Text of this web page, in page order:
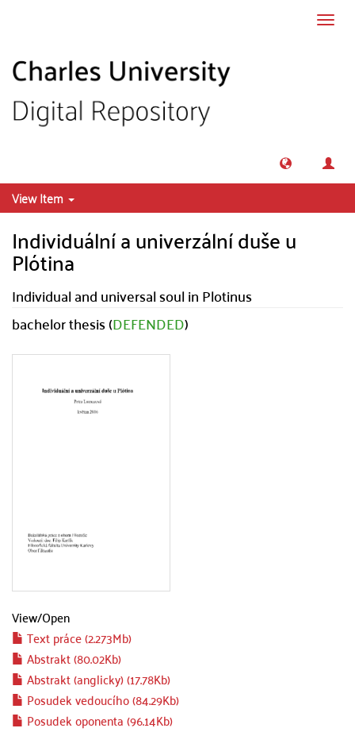
View Item
Individuální a univerzální duše u
Plótina
Individual and universal soul in Plotinus
bachelor thesis (DEFENDED)
View/Open
Text práce (2.273Mb)
Abstrakt (80.02Kb)
Abstrakt (anglicky) (17.78Kb)
Posudek vedoucího (84.29Kb)
Posudek oponenta (96.14Kb)